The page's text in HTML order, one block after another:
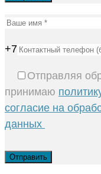
+7
Отправляя
принимаю
согласие на
данных